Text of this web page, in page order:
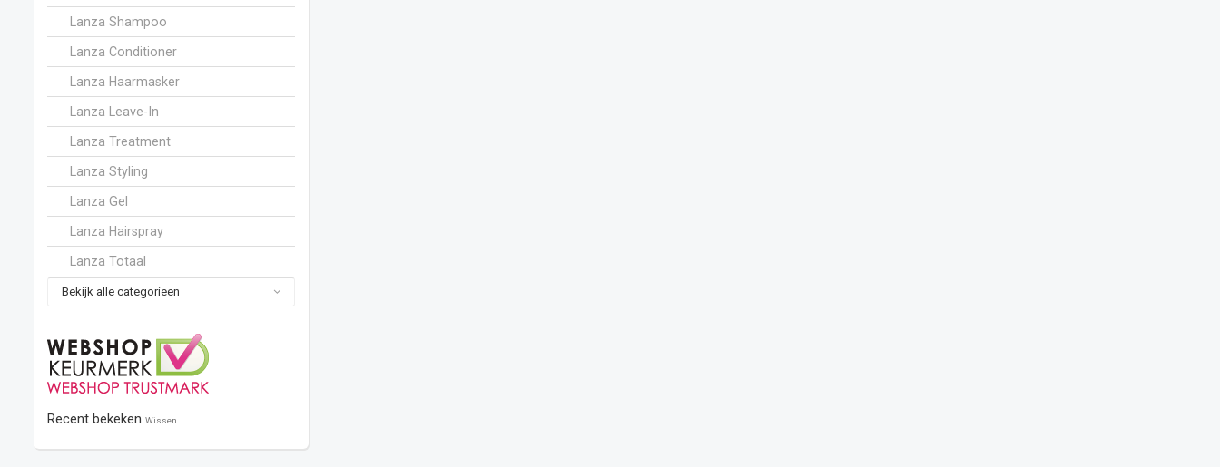
Lanza Shampoo
Lanza Conditioner
Lanza Haarmasker
Lanza Leave-In
Lanza Treatment
Lanza Styling
Lanza Gel
Lanza Hairspray
Lanza Totaal
Bekijk alle categorieen
Recent bekeken Wissen